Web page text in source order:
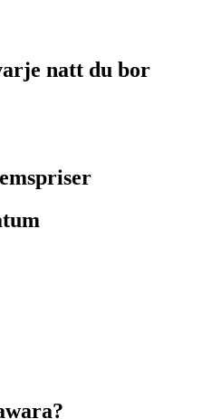
natt du bor